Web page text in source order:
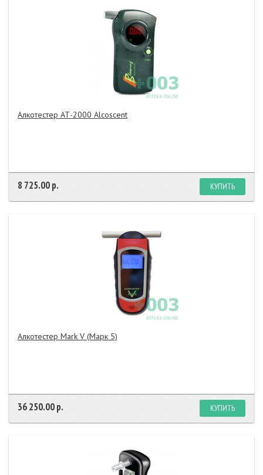
Алкотестер АТ-2000 Alcosсent
8 725.00 р. КУПИТЬ
Алкотестер Mark V (Марк 5)
36 250.00 р. КУПИТЬ